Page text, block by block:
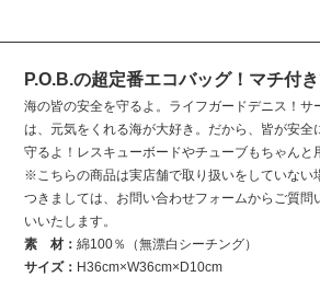
P.O.B.の超定番エコバッグ！マチ付
海の皆の安全を守るよ。ライフガードデニス！サ
は、元気をくれる海が大好き。だから、皆が安全
守るよ！レスキューボードやチューブもちゃんと
※こちらの商品は実店舗で取り扱いをしていない
つきましては、お問い合わせフォームからご質問
いいたします。
素 材：綿100％（無漂白シーチング）
サイズ： H36cm×W36cm×D10cm